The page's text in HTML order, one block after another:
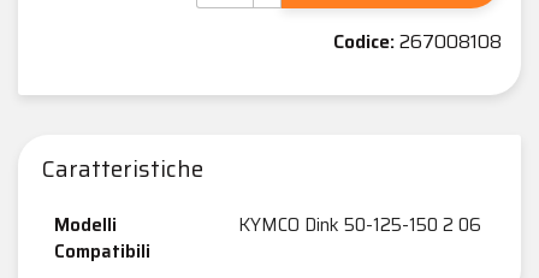
Codice:267008108
Caratteristiche
Modelli
Compatibili
KYMCO Dink 50-125-150 2 06